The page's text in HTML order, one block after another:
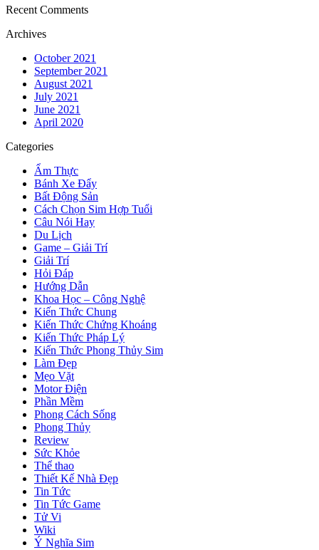
Recent Comments
Archives
October 2021
September 2021
August 2021
July 2021
June 2021
April 2020
Categories
Ẩm Thực
Bánh Xe Đẩy
Bất Động Sản
Cách Chọn Sim Hợp Tuổi
Câu Nói Hay
Du Lịch
Game – Giải Trí
Giải Trí
Hỏi Đáp
Hướng Dẫn
Khoa Học – Công Nghệ
Kiến Thức Chung
Kiến Thức Chứng Khoáng
Kiến Thức Pháp Lý
Kiến Thức Phong Thủy Sim
Làm Đẹp
Mẹo Vặt
Motor Điện
Phần Mềm
Phong Cách Sống
Phong Thủy
Review
Sức Khỏe
Thể thao
Thiết Kế Nhà Đẹp
Tin Tức
Tin Tức Game
Tử Vi
Wiki
Ý Nghĩa Sim